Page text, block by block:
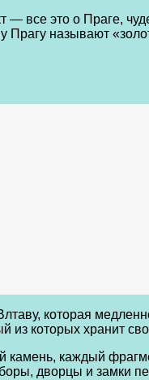
— все это о Праге,
Прагу называют
которая медленно
которых хранит
камень, каждый
дворцы и замки